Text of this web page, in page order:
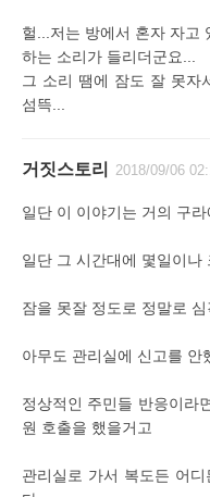
헐...저는 방에서 혼자 자고
하는 소리가 들리더군요...
그 소리 땜에 잠도 잘 못자
섬뜩...
거짓스토리 2018/09/06
일단 이 이야기는 거의 구라
일단 그 시간대에 몇일이나
잠을 못잘 정도로 정말로
아무도 관리실에 신고를 안
정상적인 주민들 반응이라
원 호출을 했을거고
관리실로 가서 복도든 어